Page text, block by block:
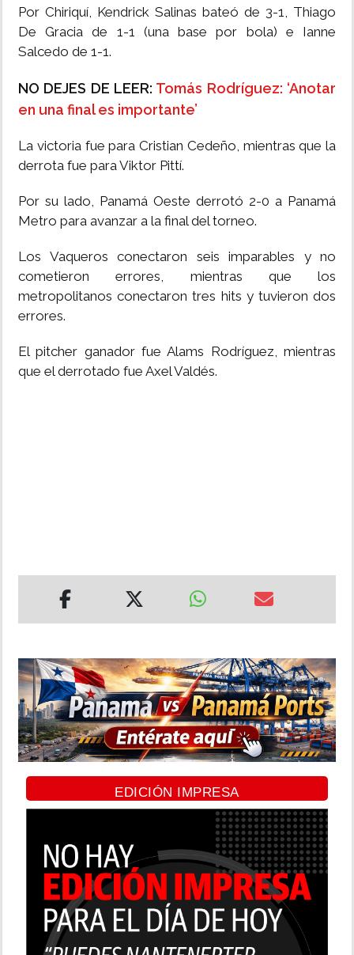
Por Chiriquí, Kendrick Salinas bateó de 3-1, Thiago
De Gracia de 1-1 (una base por bola) e Ianne
Salcedo de 1-1.
NO DEJES DE LEER: Tomás Rodríguez: ‘Anotar
en una final es importante’
La victoria fue para Cristian Cedeño, mientras que la
derrota fue para Viktor Pittí.
Por su lado, Panamá Oeste derrotó 2-0 a Panamá
Metro para avanzar a la final del torneo.
Los Vaqueros conectaron seis imparables y no
cometieron errores, mientras que los
metropolitanos conectaron tres hits y tuvieron dos
errores.
El pitcher ganador fue Alams Rodríguez, mientras
que el derrotado fue Axel Valdés.
EDICIÓN IMPRESA